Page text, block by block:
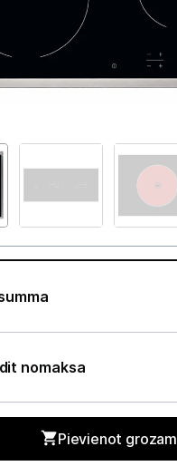
Telefoni, planšetdatori
tehnika
mazgājamās mašīnas
virsmas
nosūcēji
krāsnis
tehnika
nomaksa
Pievienot grozam